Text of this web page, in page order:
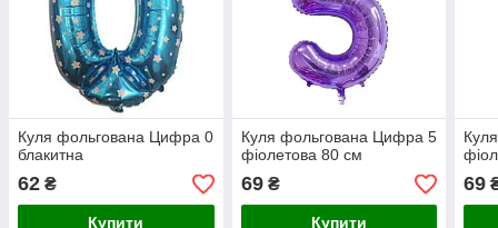
Куля фольгована Цифра 0
блакитна
62 ₴
Купити
Куля фольгована Цифра 5
фіолетова 80 см
69₴
Купити
69